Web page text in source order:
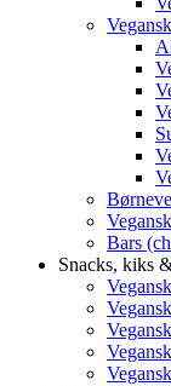
Bars
Snacks, kiks